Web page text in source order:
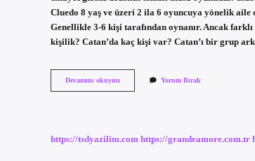
Cluedo 8 yaş ve üzeri 2 ila 6 oyuncuya yönelik
Genellikle 3-6 kişi tarafından oynanır. Ancak
kişilik? Catan’da kaç kişi var? Catan’ı bir grup
Devamını okuyun
Kutu
Yorum Bırak
https://tsdyazilim.com https://grandeamore.com.tr